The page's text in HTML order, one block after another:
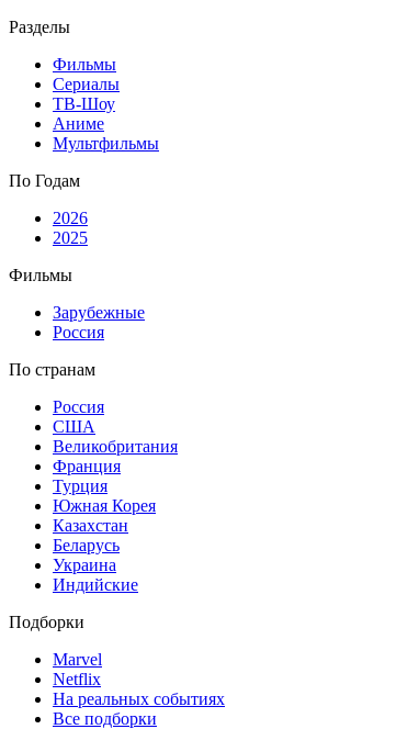
Разделы
Фильмы
Сериалы
ТВ-Шоу
Аниме
Мультфильмы
По Годам
2026
2025
Фильмы
Зарубежные
Россия
По странам
Россия
США
Великобритания
Франция
Турция
Южная Корея
Казахстан
Беларусь
Украина
Индийские
Подборки
Marvel
Netflix
На реальных событиях
Все подборки